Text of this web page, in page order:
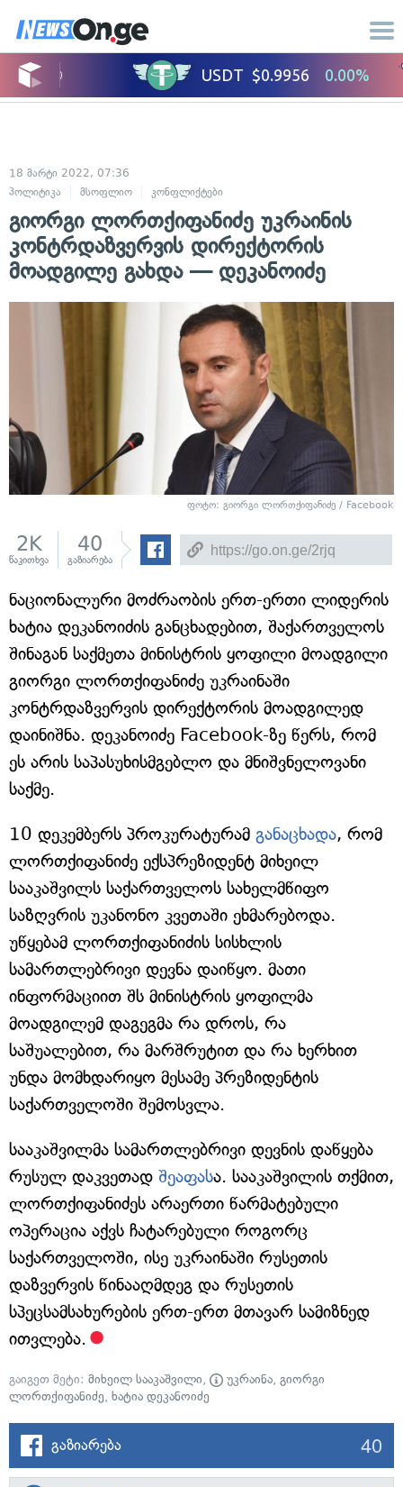
18 მარტი 2022, 07:36
პოლიტიკა
მსოფლიო კონფლიქტები
გიორგი ლორთქიფანიძე უკრაინის
კონტრდაზვერვის დირექტორის
მოადგილე გახდა — დეკანოიძე
ფოტო: გიორგი ლორთქიფანიძე / Facebook
2K
წაკითხვა
40
გაზიარება
ნაციონალური მოძრაობის ერთ-ერთი ლიდერის
ხატია დეკანოიძის განცხადებით, შაქართველოს
შინაგან საქმეთა მინისტრის ყოფილი მოადგილი
გიორგი ლორთქიფანიძე უკრაინაში
კონტრდაზვერვის დირექტორის მოადგილედ
დაინიშნა. დეკანოიძე Facebook-ზე წერს, რომ
ეს არის საპასუხისმგებლო და მნიშვნელოვანი
საქმე.
10 დეკემბერს პროკურატურამ განაცხადა, რომ
ლორთქიფანიძე ექსპრეზიდენტ მიხეილ
სააკაშვილს საქართველოს სახელმწიფო
საზღვრის უკანონო კვეთაში ეხმარებოდა.
უწყებამ ლორთქიფანიძის სისხლის
სამართლებრივი დევნა დაიწყო. მათი
ინფორმაციით შს მინისტრის ყოფილმა
მოადგილემ დაგეგმა რა დროს, რა
საშუალებით, რა მარშრუტით და რა ხერხით
უნდა მომხდარიყო მესამე პრეზიდენტის
საქართველოში შემოსვლა.
სააკაშვილმა სამართლებრივი დევნის დაწყება
რუსულ დაკვეთად შეაფასა. სააკაშვილის თქმით,
ლორთქიფანიძეს არაერთი წარმატებული
ოპერაცია აქვს ჩატარებული როგორც
საქართველოში, ისე უკრაინაში რუსეთის
დაზვერვის წინააღმდეგ და რუსეთის
სპეცსამსახურების ერთ-ერთ მთავარ სამიზნედ
ითვლება.
გაიგეთ მეტი: მიხეილ სააკაშვილი, უკრაინა, გიორგი
ლორთქიფანიძე, ხატია დეკანოიძე
გაზიარება 40